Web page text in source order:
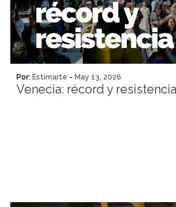
Por: Estimarte - May 13, 2026
Venecia: récord y resistencia